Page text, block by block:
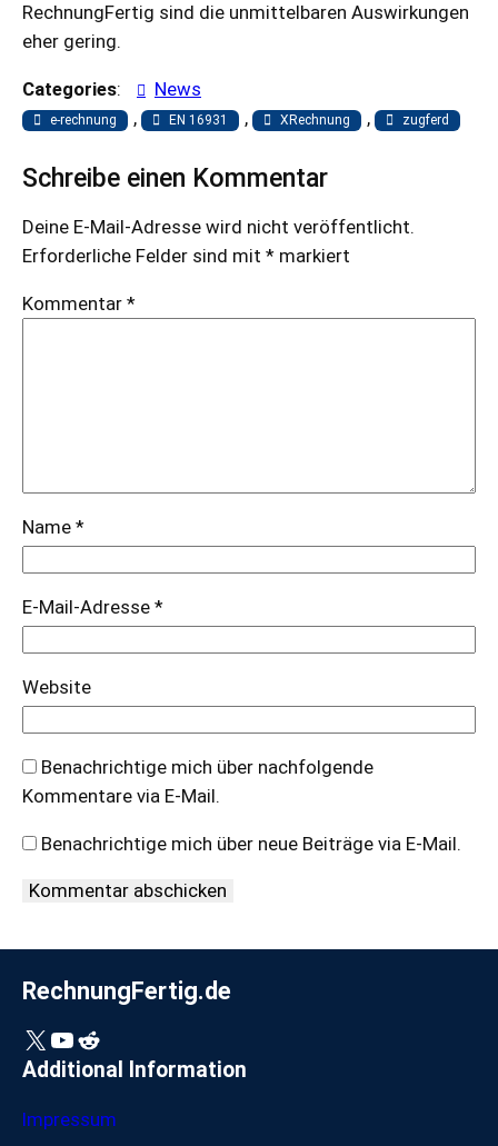
RechnungFertig sind die unmittelbaren Auswirkungen
eher gering.
Categories: News
e-rechnung , EN 16931 , XRechnung , zugferd
Schreibe einen Kommentar
Deine E-Mail-Adresse wird nicht veröffentlicht.
Erforderliche Felder sind mit * markiert
Kommentar *
Name *
E-Mail-Adresse *
Website
Benachrichtige mich über nachfolgende
Kommentare via E-Mail.
Benachrichtige mich über neue Beiträge via E-Mail.
RechnungFertig.de
X YouTube Reddit
Additional Information
Impressum